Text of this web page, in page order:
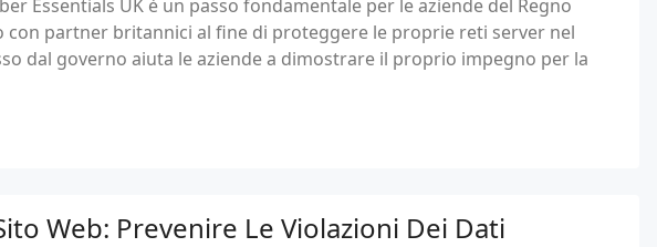
Essentials UK è un passo fondamentale per le aziende del Regno
con partner britannici al fine di proteggere le proprie reti server nel
dal governo aiuta le aziende a dimostrare il proprio impegno per la
Web: Prevenire Le Violazioni Dei Dati